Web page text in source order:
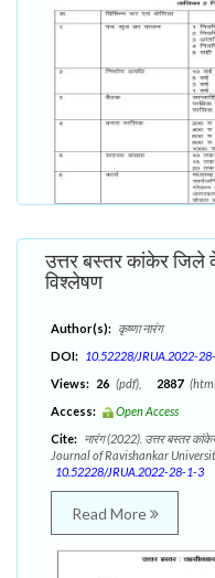
उत्तर बस्तर कांकेर जिले
विश्लेषण
Author(s): कृष्णा नारंग
DOI: 10.52228/JRUA.2022-
Views: 26 (pdf), 2887
Access:
Open Access
Cite: नारंग (2022). उत्तर बस्तर
Journal of Ravishankar
10.52228/JRUA.2022-28-1-3
Read More